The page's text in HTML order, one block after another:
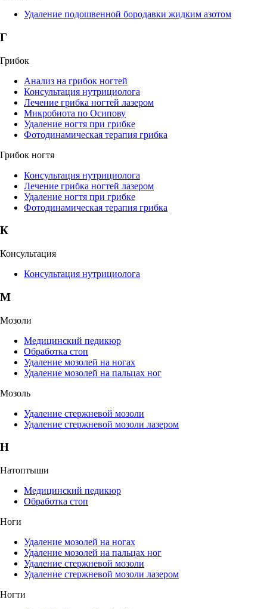
Удаление подошвенной бородавки жидким азотом
Г
Грибок
Анализ на грибок ногтей
Консультация нутрициолога
Лечение грибка ногтей лазером
Микробиота по Осипову
Удаление ногтя при грибке
Фотодинамическая терапия грибка
Грибок ногтя
Консультация нутрициолога
Лечение грибка ногтей лазером
Удаление ногтя при грибке
Фотодинамическая терапия грибка
К
Консультация
Консультация нутрициолога
М
Мозоли
Медицинский педикюр
Обработка стоп
Удаление мозолей на ногах
Удаление мозолей на пальцах ног
Мозоль
Удаление стержневой мозоли
Удаление стержневой мозоли лазером
Н
Натоптыши
Медицинский педикюр
Обработка стоп
Ноги
Удаление мозолей на ногах
Удаление мозолей на пальцах ног
Удаление стержневой мозоли
Удаление стержневой мозоли лазером
Ногти